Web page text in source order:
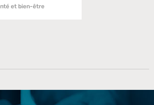
et bien-être